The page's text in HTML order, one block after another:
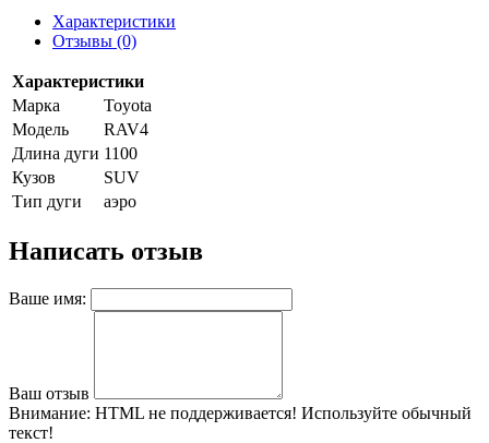
Характеристики
Отзывы (0)
Характеристики
Марка
Toyota
Модель
RAV4
Длина дуги 1100
Кузов
SUV
Тип дуги
аэро
Написать отзыв
Ваше имя:
Ваш отзыв
Внимание: HTML не поддерживается! Используйте обычный
текст!